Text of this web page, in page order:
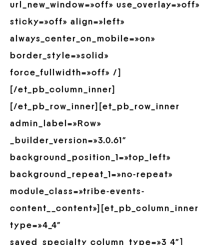
url_new_window=»off» use_overlay=»off»
sticky=»off» align=»left»
always_center_on_mobile=»on»
border_style=»solid»
force_fullwidth=»off» /]
[/et_pb_column_inner]
[/et_pb_row_inner][et_pb_row_inner
admin_label=»Row»
_builder_version=»3.0.61″
background_position_1=»top_left»
background_repeat_1=»no-repeat»
module_class=»tribe-events-
content__content»][et_pb_column_inner
type=»4_4″
saved_specialty_column_type=»3_4″]